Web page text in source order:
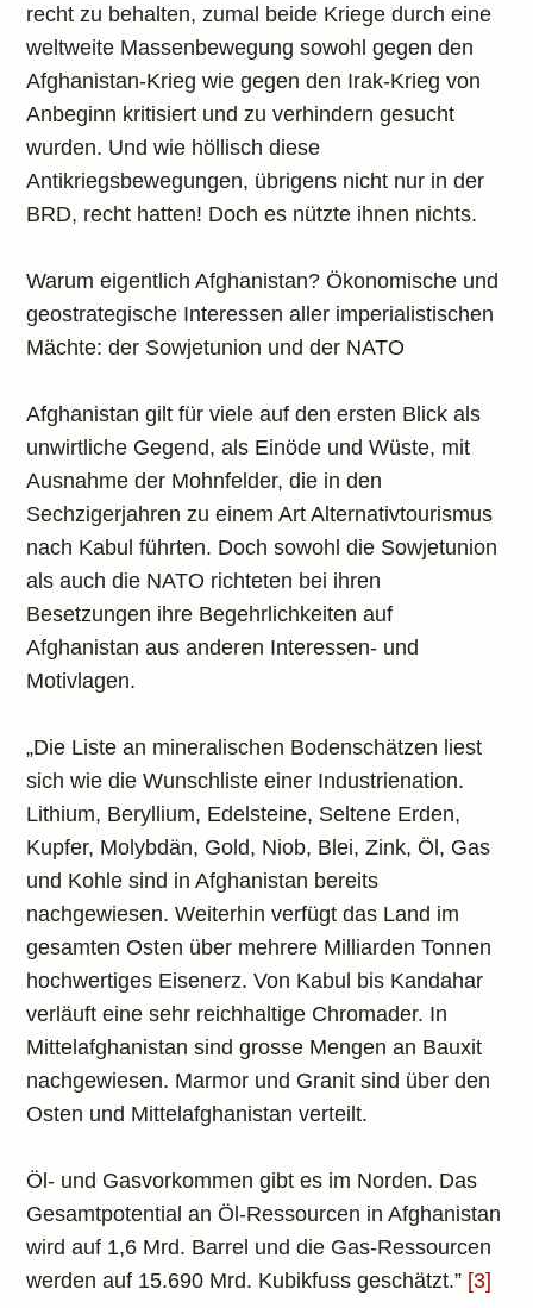
recht zu behalten, zumal beide Kriege durch eine
weltweite Massenbewegung sowohl gegen den
Afghanistan-Krieg wie gegen den Irak-Krieg von
Anbeginn kritisiert und zu verhindern gesucht
wurden. Und wie höllisch diese
Antikriegsbewegungen, übrigens nicht nur in der
BRD, recht hatten! Doch es nützte ihnen nichts.
Warum eigentlich Afghanistan? Ökonomische und
geostrategische Interessen aller imperialistischen
Mächte: der Sowjetunion und der NATO
Afghanistan gilt für viele auf den ersten Blick als
unwirtliche Gegend, als Einöde und Wüste, mit
Ausnahme der Mohnfelder, die in den
Sechzigerjahren zu einem Art Alternativtourismus
nach Kabul führten. Doch sowohl die Sowjetunion
als auch die NATO richteten bei ihren
Besetzungen ihre Begehrlichkeiten auf
Afghanistan aus anderen Interessen- und
Motivlagen.
„Die Liste an mineralischen Bodenschätzen liest
sich wie die Wunschliste einer Industrienation.
Lithium, Beryllium, Edelsteine, Seltene Erden,
Kupfer, Molybdän, Gold, Niob, Blei, Zink, Öl, Gas
und Kohle sind in Afghanistan bereits
nachgewiesen. Weiterhin verfügt das Land im
gesamten Osten über mehrere Milliarden Tonnen
hochwertiges Eisenerz. Von Kabul bis Kandahar
verläuft eine sehr reichhaltige Chromader. In
Mittelafghanistan sind grosse Mengen an Bauxit
nachgewiesen. Marmor und Granit sind über den
Osten und Mittelafghanistan verteilt.
Öl- und Gasvorkommen gibt es im Norden. Das
Gesamtpotential an Öl-Ressourcen in Afghanistan
wird auf 1,6 Mrd. Barrel und die Gas-Ressourcen
werden auf 15.690 Mrd. Kubikfuss geschätzt.” [3]